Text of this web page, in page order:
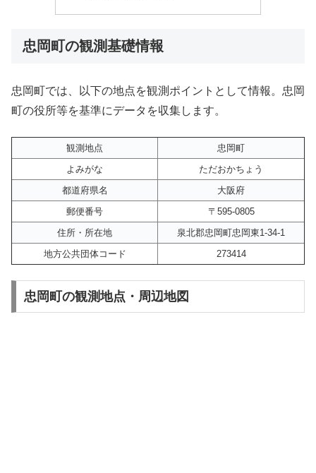
忠岡町の観測基礎情報
忠岡町では、以下の地点を観測ポイントとして情報。忠岡
町の役所等を基準にデータを収集します。
観測地点
忠岡町
よみがな
ただおかちょう
都道府県名
大阪府
郵便番号
〒595-0805
住所・所在地
泉北郡忠岡町忠岡東1-34-1
地方公共団体コード
273414
忠岡町の観測地点・周辺地図